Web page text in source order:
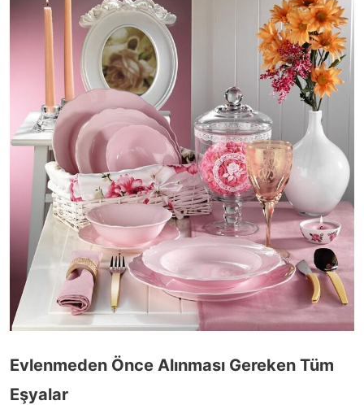
Evlenmeden Önce Alınması Gereken Tüm
Eşyalar